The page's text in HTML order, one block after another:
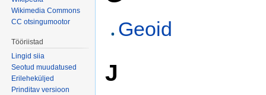
Geoid
J
Wikimedia Commons
CC otsingumootor
Tööriistad
Lingid siia
Seotud muudatused
Erileheküljed
Prinditav versioon